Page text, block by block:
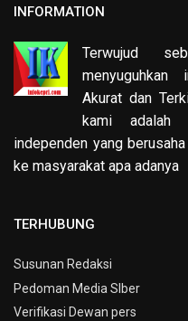
INFORMATION
Terwujud
menyuguhkan
Akurat dan
kami adalah
independen yang
ke masyarakat apa adanya
TERHUBUNG
Susunan Redaksi
Pedoman Media SIber
Verifikasi Dewan pers